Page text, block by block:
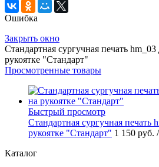
Ошибка
Закрыть окно
Стандартная сургучная печать hm_03
рукоятке "Стандарт"
Просмотренные товары
Быстрый просмотр
Стандартная сургучная печать
рукоятке "Стандарт" 1 150 руб.
Каталог